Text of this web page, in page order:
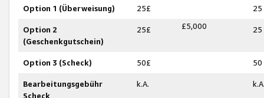
Option 1 (Überweisung) 25£ 25
Option 2
(Geschenkgutschein)
25£ £5,000 25
Option 3 (Scheck) 50£ 50
Bearbeitungsgebühr
Scheck
k.A.